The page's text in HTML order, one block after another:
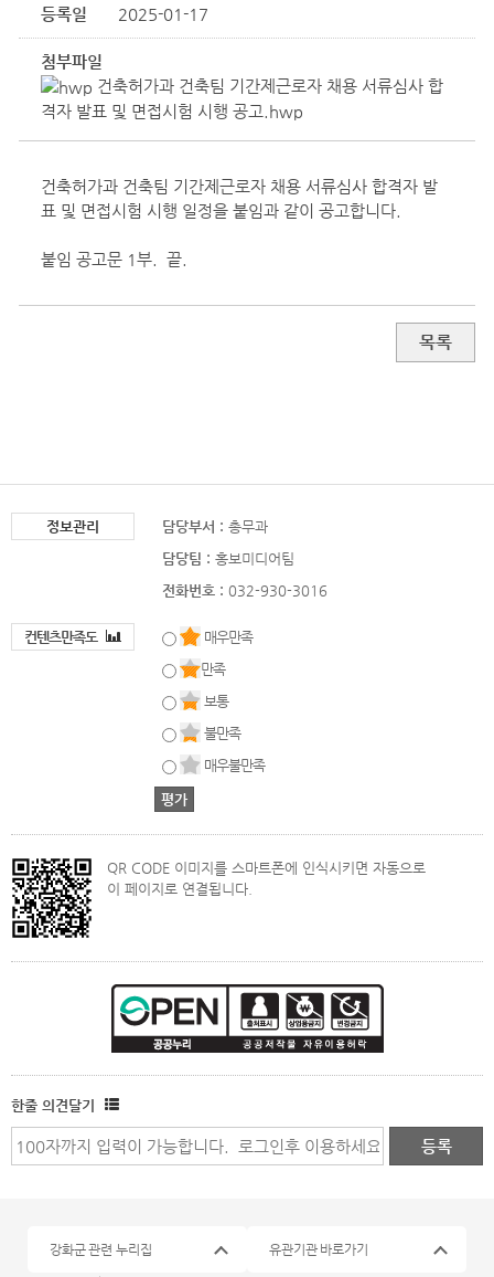
등록일 2025-01-17
첨부파일
건축허가과 건축팀 기간제근로자 채용 서류심사 합
격자 발표 및 면접시험 시행 공고.hwp
건축허가과 건축팀 기간제근로자 채용 서류심사 합격자 발
표 및 면접시험 시행 일정을 붙임과 같이 공고합니다.
붙임 공고문 1부. 끝.
목록
정보관리 담당부서 : 총무과
담당팀 : 홍보미디어팀
전화번호 : 032-930-3016
컨텐츠만족도
매우만족
만족
보통
불만족
매우불만족
QR CODE 이미지를 스마트폰에 인식시키면 자동으로
이 페이지로 연결됩니다.
한줄 의견달기
강화군 관련 누리집 유관기관 바로가기